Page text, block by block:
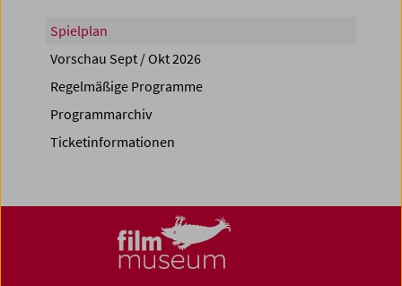
Spielplan
Vorschau Sept / Okt 2026
Regelmäßige Programme
Programmarchiv
Ticketinformationen